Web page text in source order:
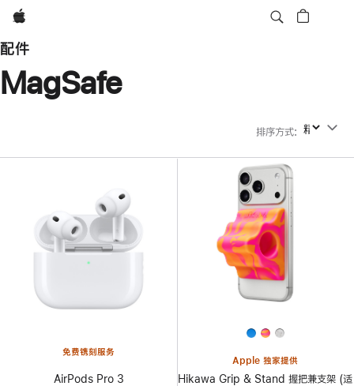
Apple
配件
MagSafe
排序方式: 排序方式
免费镌刻服务
AirPods Pro 3
Apple 独家提供
Hikawa Grip & Stand 握把兼支架 (适